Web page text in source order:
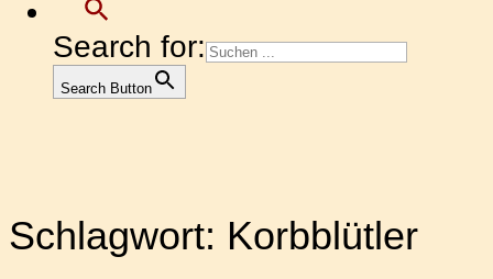
Search for:
Search Button
Schlagwort: Korbblütler